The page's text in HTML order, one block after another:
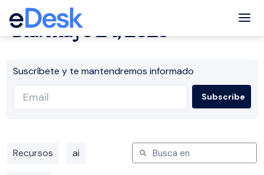
Día: mayo 24, 2023
Suscríbete y te mantendremos informado
Recursos ai